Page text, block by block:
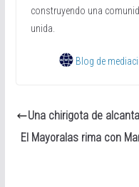
construyendo una
unida.
Blog de
Una chirigota de
El Mayoralas rima con